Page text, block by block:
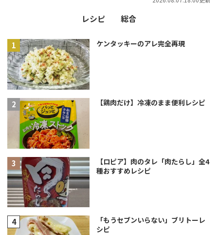
レシピ 総合
ケンタッキーのアレ完全再現
【鶏肉だけ】冷凍のまま便利レシピ
【ロピア】肉のタレ「肉たらし」全4
種おすすめレシピ
「もうセブンいらない」ブリトーレ
シピ